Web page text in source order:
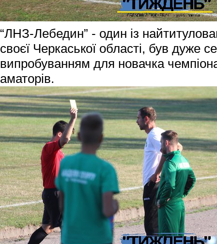
“ЛНЗ-Лебедин” - один із
своєї Черкаської області, був дуже
випробуванням для новачка
аматорів.